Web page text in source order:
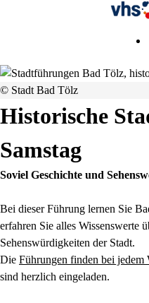
© Stadt Bad Tölz
Historische
Samstag
Soviel Geschichte und
Bei dieser Führung lernen Sie
erfahren Sie alles Wissenswerte
Sehenswürdigkeiten der Stadt.
Die Führungen finden bei jedem
sind herzlich eingeladen.